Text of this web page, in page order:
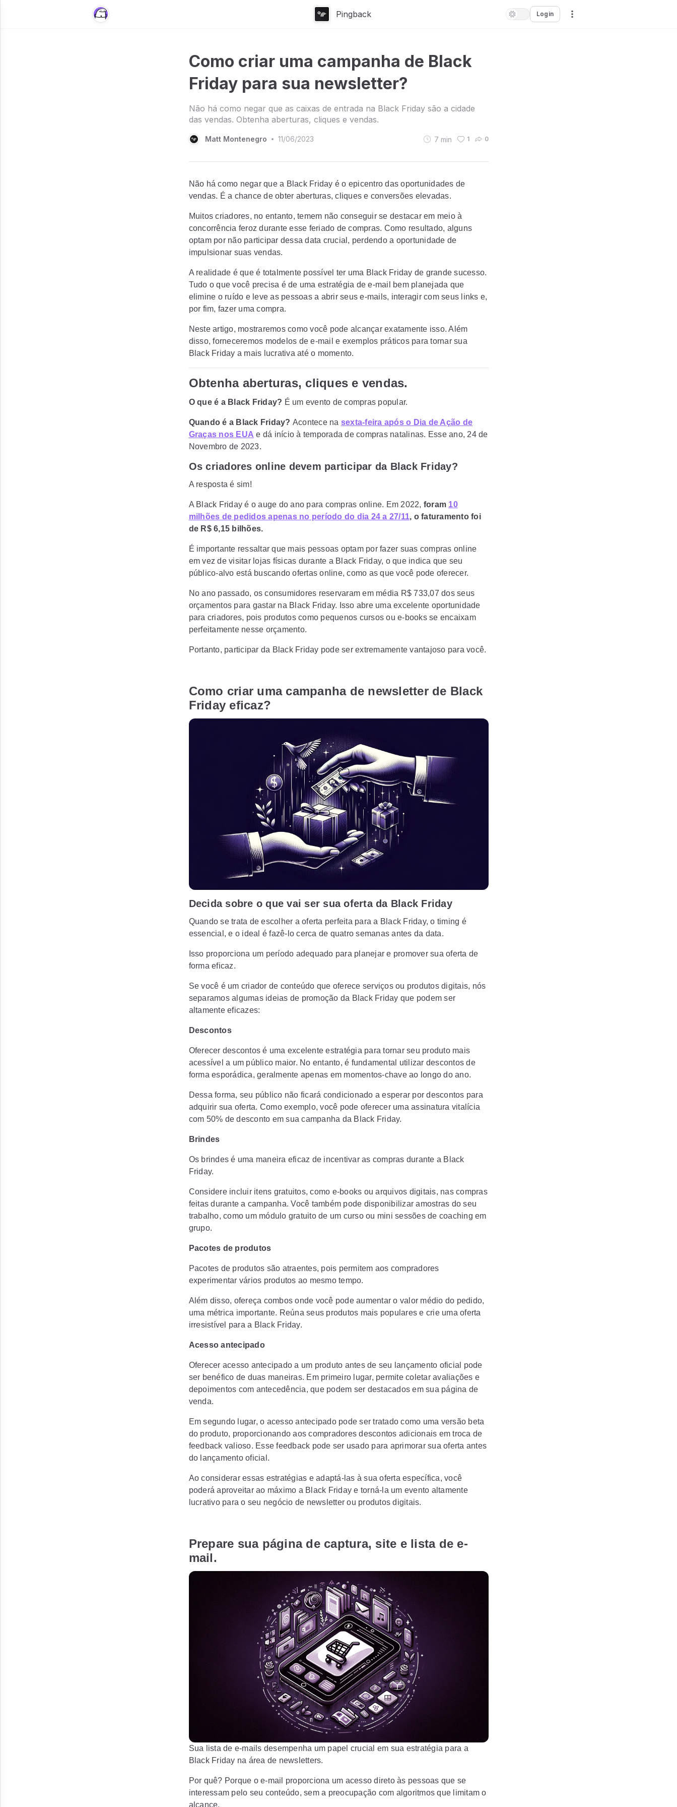
Pingback Login
Como criar uma campanha de Black
Friday para sua newsletter?
Não há como negar que as caixas de entrada na Black Friday são a cidade
das vendas. Obtenha aberturas, cliques e vendas.
Matt Montenegro • 11/06/2023 7 min 1 0
Não há como negar que a Black Friday é o epicentro das oportunidades de
vendas. É a chance de obter aberturas, cliques e conversões elevadas.
Muitos criadores, no entanto, temem não conseguir se destacar em meio à
concorrência feroz durante esse feriado de compras. Como resultado, alguns
optam por não participar dessa data crucial, perdendo a oportunidade de
impulsionar suas vendas.
A realidade é que é totalmente possível ter uma Black Friday de grande sucesso.
Tudo o que você precisa é de uma estratégia de e-mail bem planejada que
elimine o ruído e leve as pessoas a abrir seus e-mails, interagir com seus links e,
por fim, fazer uma compra.
Neste artigo, mostraremos como você pode alcançar exatamente isso. Além
disso, forneceremos modelos de e-mail e exemplos práticos para tornar sua
Black Friday a mais lucrativa até o momento.
Obtenha aberturas, cliques e vendas.
O que é a Black Friday? É um evento de compras popular.
Quando é a Black Friday? Acontece na sexta-feira após o Dia de Ação de
Graças nos EUA e dá início à temporada de compras natalinas. Esse ano, 24 de
Novembro de 2023.
Os criadores online devem participar da Black Friday?
A resposta é sim!
A Black Friday é o auge do ano para compras online. Em 2022, foram 10
milhões de pedidos apenas no período do dia 24 a 27/11, o faturamento foi
de R$ 6,15 bilhões.
É importante ressaltar que mais pessoas optam por fazer suas compras online
em vez de visitar lojas físicas durante a Black Friday, o que indica que seu
público-alvo está buscando ofertas online, como as que você pode oferecer.
No ano passado, os consumidores reservaram em média R$ 733,07 dos seus
orçamentos para gastar na Black Friday. Isso abre uma excelente oportunidade
para criadores, pois produtos como pequenos cursos ou e-books se encaixam
perfeitamente nesse orçamento.
Portanto, participar da Black Friday pode ser extremamente vantajoso para você.
Como criar uma campanha de newsletter de Black
Friday eficaz?
Decida sobre o que vai ser sua oferta da Black Friday
Quando se trata de escolher a oferta perfeita para a Black Friday, o timing é
essencial, e o ideal é fazê-lo cerca de quatro semanas antes da data.
Isso proporciona um período adequado para planejar e promover sua oferta de
forma eficaz.
Se você é um criador de conteúdo que oferece serviços ou produtos digitais, nós
separamos algumas ideias de promoção da Black Friday que podem ser
altamente eficazes:
Descontos
Oferecer descontos é uma excelente estratégia para tornar seu produto mais
acessível a um público maior. No entanto, é fundamental utilizar descontos de
forma esporádica, geralmente apenas em momentos-chave ao longo do ano.
Dessa forma, seu público não ficará condicionado a esperar por descontos para
adquirir sua oferta. Como exemplo, você pode oferecer uma assinatura vitalícia
com 50% de desconto em sua campanha da Black Friday.
Brindes
Os brindes é uma maneira eficaz de incentivar as compras durante a Black
Friday.
Considere incluir itens gratuitos, como e-books ou arquivos digitais, nas compras
feitas durante a campanha. Você também pode disponibilizar amostras do seu
trabalho, como um módulo gratuito de um curso ou mini sessões de coaching em
grupo.
Pacotes de produtos
Pacotes de produtos são atraentes, pois permitem aos compradores
experimentar vários produtos ao mesmo tempo.
Além disso, ofereça combos onde você pode aumentar o valor médio do pedido,
uma métrica importante. Reúna seus produtos mais populares e crie uma oferta
irresistível para a Black Friday.
Acesso antecipado
Oferecer acesso antecipado a um produto antes de seu lançamento oficial pode
ser benéfico de duas maneiras. Em primeiro lugar, permite coletar avaliações e
depoimentos com antecedência, que podem ser destacados em sua página de
venda.
Em segundo lugar, o acesso antecipado pode ser tratado como uma versão beta
do produto, proporcionando aos compradores descontos adicionais em troca de
feedback valioso. Esse feedback pode ser usado para aprimorar sua oferta antes
do lançamento oficial.
Ao considerar essas estratégias e adaptá-las à sua oferta específica, você
poderá aproveitar ao máximo a Black Friday e torná-la um evento altamente
lucrativo para o seu negócio de newsletter ou produtos digitais.
Prepare sua página de captura, site e lista de e-
mail.
Sua lista de e-mails desempenha um papel crucial em sua estratégia para a
Black Friday na área de newsletters.
Por quê? Porque o e-mail proporciona um acesso direto às pessoas que se
interessam pelo seu conteúdo, sem a preocupação com algoritmos que limitam o
alcance.